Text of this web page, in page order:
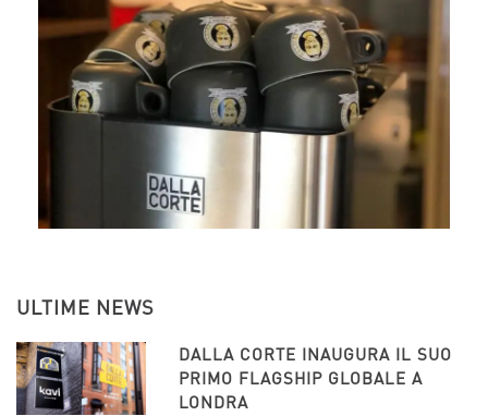
ULTIME NEWS
DALLA CORTE INAUGURA IL SUO
PRIMO FLAGSHIP GLOBALE A
LONDRA